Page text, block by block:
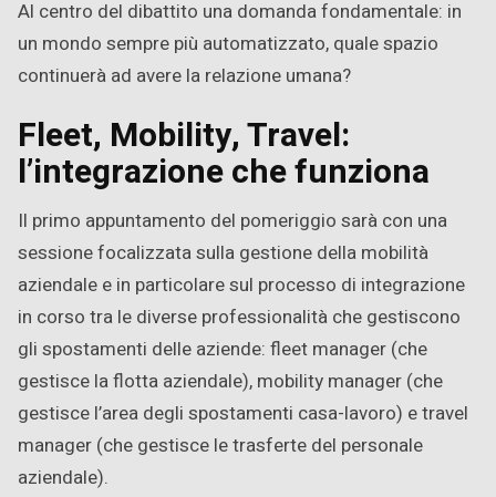
Al centro del dibattito una domanda fondamentale: in
un mondo sempre più automatizzato, quale spazio
continuerà ad avere la relazione umana?
Fleet, Mobility, Travel:
l’integrazione che funziona
Il primo appuntamento del pomeriggio sarà con una
sessione focalizzata sulla gestione della mobilità
aziendale e in particolare sul processo di integrazione
in corso tra le diverse professionalità che gestiscono
gli spostamenti delle aziende: fleet manager (che
gestisce la flotta aziendale), mobility manager (che
gestisce l’area degli spostamenti casa-lavoro) e travel
manager (che gestisce le trasferte del personale
aziendale).